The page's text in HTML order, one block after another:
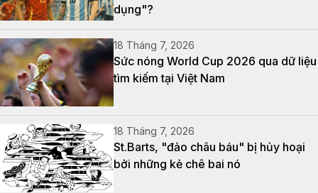
dụng"?
18 Tháng 7, 2026
Sức nóng World Cup 2026 qua dữ liệu
tìm kiếm tại Việt Nam
18 Tháng 7, 2026
St.Barts, "đảo châu báu" bị hủy hoại
bởi những kẻ chê bai nó